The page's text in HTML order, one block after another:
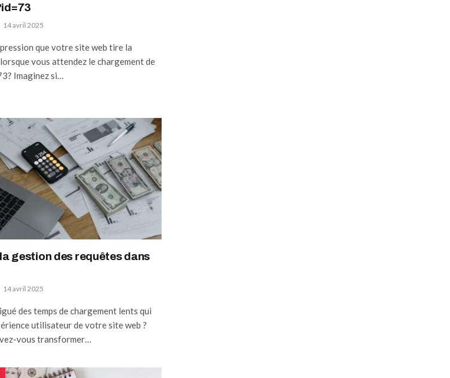
14 avril 2025
que votre site web tire la
vous attendez le chargement de
Imaginez si…
gestion des requêtes dans
14 avril 2025
des temps de chargement lents qui
utilisateur de votre site web ?
vous transformer…